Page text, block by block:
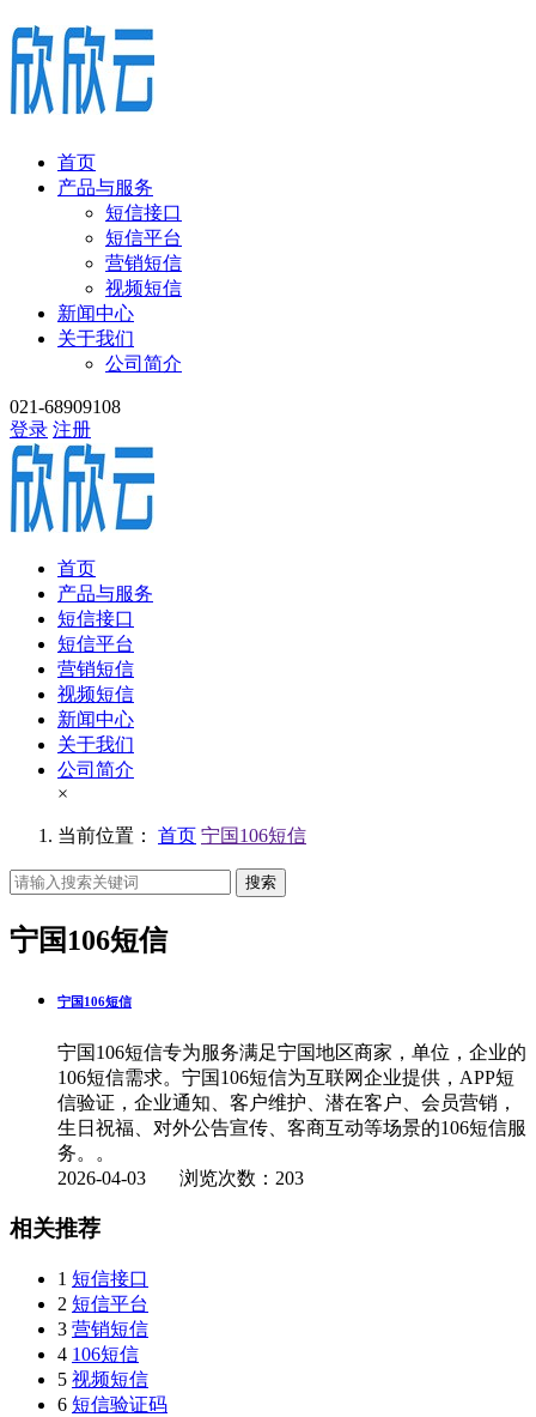
首页
产品与服务
短信接口
短信平台
营销短信
视频短信
新闻中心
关于我们
公司简介
021-68909108
登录 注册
首页
产品与服务
短信接口
短信平台
营销短信
视频短信
新闻中心
关于我们
公司简介
×
当前位置： 首页 宁国106短信
搜索
宁国106短信
宁国106短信
宁国106短信专为服务满足宁国地区商家，单位，企业的
106短信需求。宁国106短信为互联网企业提供，APP短
信验证，企业通知、客户维护、潜在客户、会员营销，
生日祝福、对外公告宣传、客商互动等场景的106短信服
务。。
2026-04-03 浏览次数：203
相关推荐
1 短信接口
2 短信平台
3 营销短信
4 106短信
5 视频短信
6 短信验证码